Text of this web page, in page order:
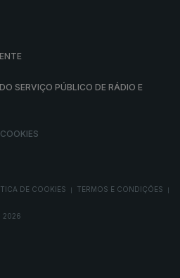
SERVIÇO PÚBLICO DE RÁDIO E
DE COOKIES TERMOS E CONDIÇÕES
2026